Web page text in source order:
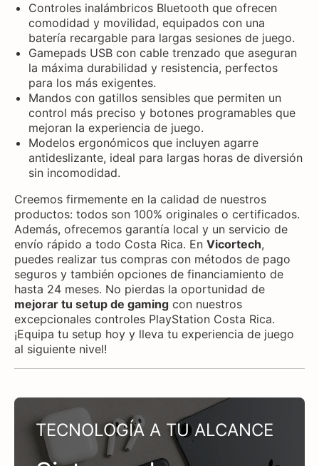
Controles inalámbricos Bluetooth que ofrecen
comodidad y movilidad, equipados con una
batería recargable para largas sesiones de juego.
Gamepads USB con cable trenzado que aseguran
la máxima durabilidad y resistencia, perfectos
para los más exigentes.
Mandos con gatillos sensibles que permiten un
control más preciso y botones programables que
mejoran la experiencia de juego.
Modelos ergonómicos que incluyen agarre
antideslizante, ideal para largas horas de diversión
sin incomodidad.
Creemos firmemente en la calidad de nuestros
productos: todos son 100% originales o certificados.
Además, ofrecemos garantía local y un servicio de
envío rápido a todo Costa Rica. En Vicortech,
puedes realizar tus compras con métodos de pago
seguros y también opciones de financiamiento de
hasta 24 meses. No pierdas la oportunidad de
mejorar tu setup de gaming con nuestros
excepcionales controles PlayStation Costa Rica.
¡Equipa tu setup hoy y lleva tu experiencia de juego
al siguiente nivel!
TECNOLOGÍA A TU ALCANCE